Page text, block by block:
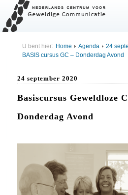
U bent hier: Home Agenda
24
BASIS cursus GC – Donderdag Avond
24 september 2020
Basiscursus Geweldloze
Donderdag Avond